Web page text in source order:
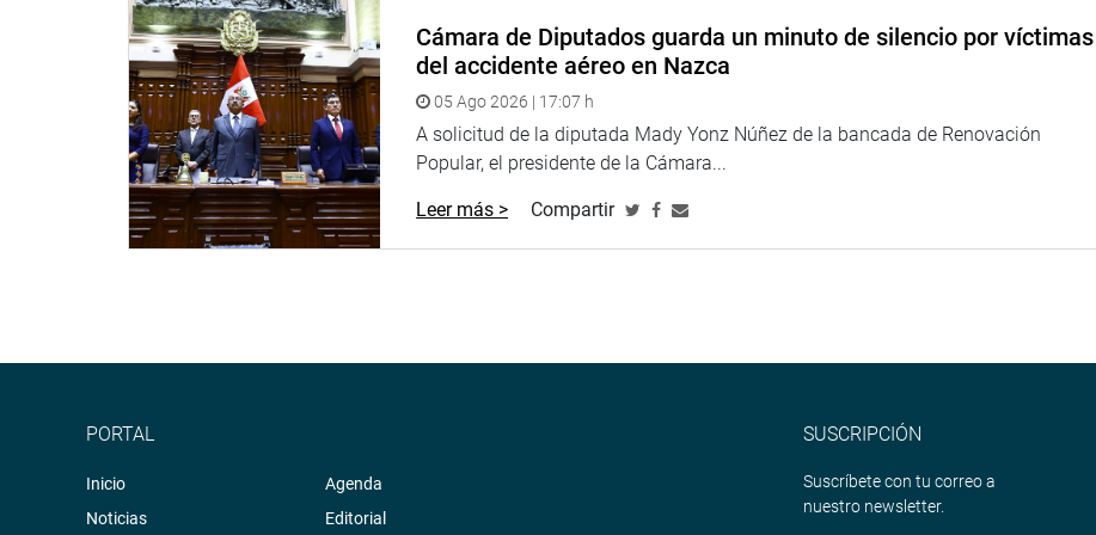
Puede encontrar más información en nuestra página web y redes
sociales.http://www.congreso.gob.pe/Facebook:https://www.facebook.com/congresodelarepublicadelperu?
fref=tsTwitter:https://twitter.com/congresoperu
Facebook:https://goo.gl/s5t7XN
Twitter: https://goo.gl/iMywRR
YouTube:https://goo.gl/VBXBNk
Cámara de Diputados guarda un minuto de silencio por víctimas
del accidente aéreo en Nazca
05 Ago 2026 | 17:07 h
A solicitud de la diputada Mady Yonz Núñez de la bancada de Renovación
Popular, el presidente de la Cámara...
Leer más > Compartir
PORTAL
Inicio
Noticias
Agenda
Editorial
SUSCRIPCIÓN
Suscríbete con tu correo a
nuestro newsletter.